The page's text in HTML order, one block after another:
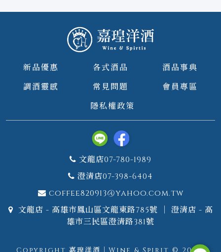
新品優惠 各式酒品
酒品事典
調酒靈感
常見問題
會員專區
隱私權政策
文龍店07-780-1989
澄清店07-398-6404
coffee820913@yahoo.com.tw
文龍店 - 高雄市鳳山區文龍東路785號 ｜ 澄清店 - 高
雄市三民區澄清路381號